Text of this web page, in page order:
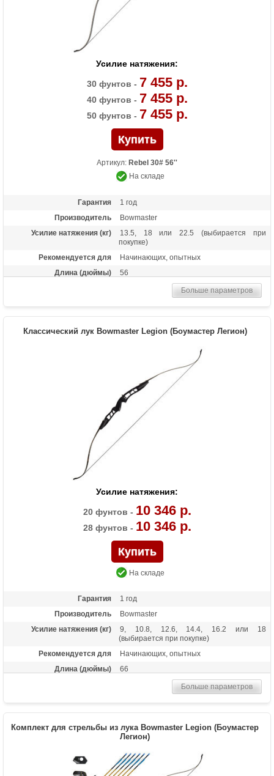
Усилие натяжения:
30 фунтов - 7 455 р.
40 фунтов - 7 455 р.
50 фунтов - 7 455 р.
Артикул: Rebel 30# 56''
На складе
Гарантия
1 год
Производитель
Bowmaster
Усилие натяжения (кг)
13.5, 18 или 22.5 (выбирается при
покупке)
Рекомендуется для
Начинающих, опытных
Длина (дюймы)
56
Лук, пластиковая полочка, тетива В50,
шестигранники
Материалы изделия
Рукоятка - алюминий, плечи - дерево с
ламинатом
Больше параметров
Классический лук Bowmaster Legion (Боумастер Легион)
Усилие натяжения:
20 фунтов - 10 346 р.
28 фунтов - 10 346 р.
На складе
Гарантия
1 год
Производитель
Bowmaster
Усилие натяжения (кг)
9, 10.8, 12.6, 14.4, 16.2 или 18
(выбирается при покупке)
Рекомендуется для
Начинающих, опытных
Длина (дюймы)
66
Лук, пластиковая полочка, тетива В50,
Материалы изделия
Рукоятка - алюминий, плечи - дерево с
ламинатом
Особенности
Замки плечей - спортивный стандарт ILF
Больше параметров
Комплект для стрельбы из лука Bowmaster Legion (Боумастер
Легион)